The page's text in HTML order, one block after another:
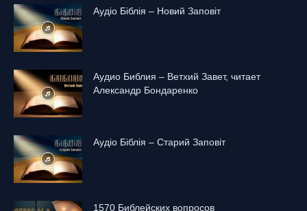
Аудіо Біблія – Новий Заповіт
Аудио Библия – Ветхий Завет, читает
Александр Бондаренко
Аудіо Біблія – Старий Заповіт
1570 Библейских вопросов